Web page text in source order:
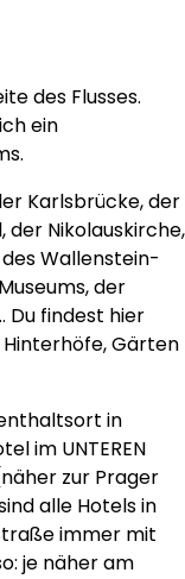
des Flusses.
ein
Karlsbrücke, der
der Nikolauskirche,
Wallenstein-
der
Du findest hier
Gärten
in
im UNTEREN
zur Prager
alle Hotels in
immer mit
je näher am